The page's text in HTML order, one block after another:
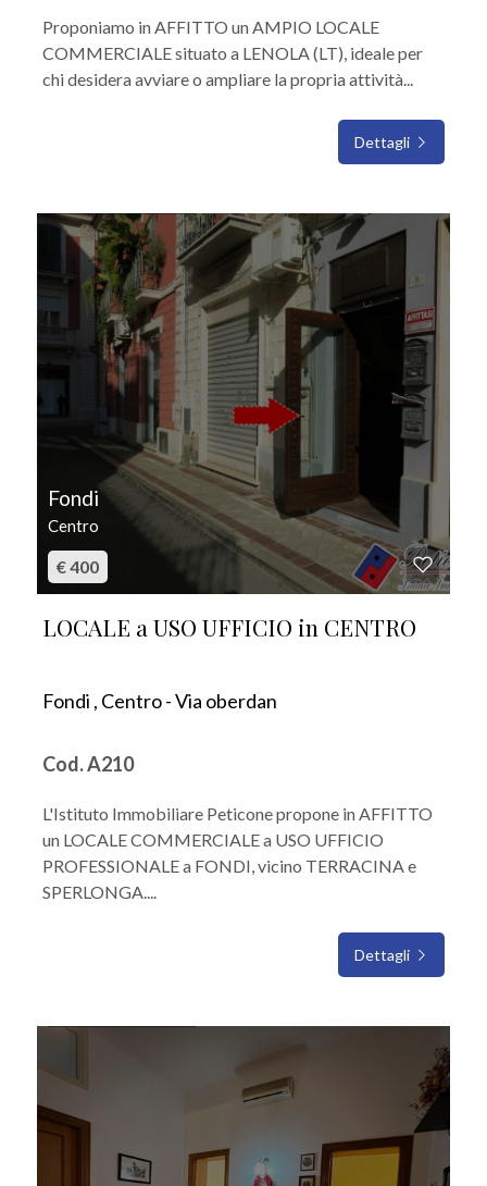
Proponiamo in AFFITTO un AMPIO LOCALE
COMMERCIALE situato a LENOLA (LT), ideale per
chi desidera avviare o ampliare la propria attività...
Dettagli
Fondi
Centro
€ 400
LOCALE a USO UFFICIO in CENTRO
Fondi , Centro - Via oberdan
Cod. A210
L'Istituto Immobiliare Peticone propone in AFFITTO
un LOCALE COMMERCIALE a USO UFFICIO
PROFESSIONALE a FONDI, vicino TERRACINA e
SPERLONGA....
Dettagli